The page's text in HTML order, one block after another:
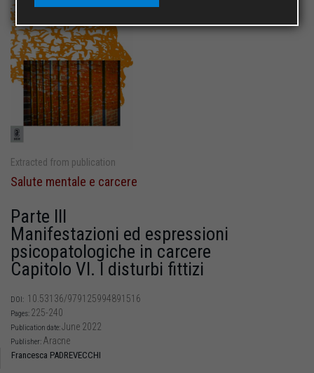
Extracted from publication
Salute mentale e carcere
Parte III
Manifestazioni ed espressioni
psicopatologiche in carcere
Capitolo VI. I disturbi fittizi
DOI: 10.53136/979125994891516
Pages: 225-240
Publication date:June 2022
Publisher: Aracne
Francesca PADREVECCHI